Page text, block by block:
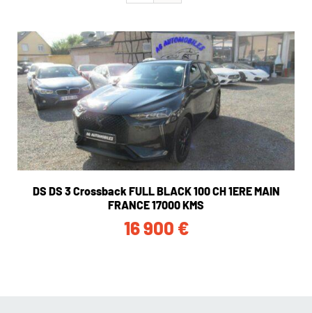
DS DS 3 Crossback FULL BLACK 100 CH 1ERE MAIN
FRANCE 17000 KMS
16 900 €